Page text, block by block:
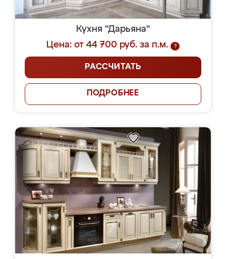
Кухня "Дарьяна"
Цена: от 44 700 руб. за п.м.
?
РАССЧИТАТЬ
ПОДРОБНЕЕ